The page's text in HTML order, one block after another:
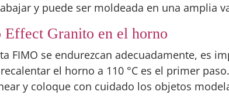
y puede ser moldeada en una amplia
Effect Granito en el horno
FIMO se endurezcan adecuadamente, es
el horno a 110 °C es el primer
y coloque con cuidado los objetos